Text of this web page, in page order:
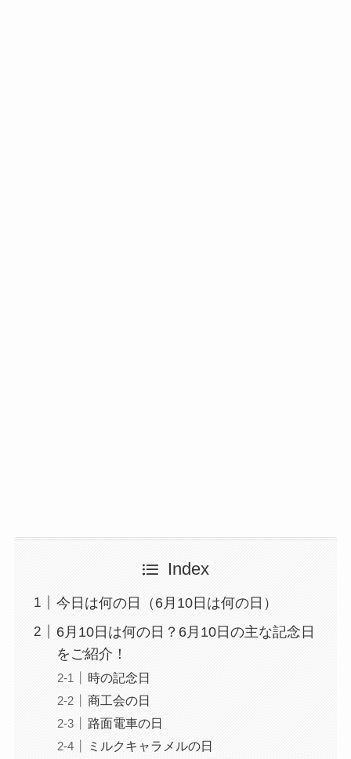
Index
今日は何の日（6月10日は何の日）
6月10日は何の日？6月10日の主な記念日
をご紹介！
時の記念日
商工会の日
路面電車の日
ミルクキャラメルの日